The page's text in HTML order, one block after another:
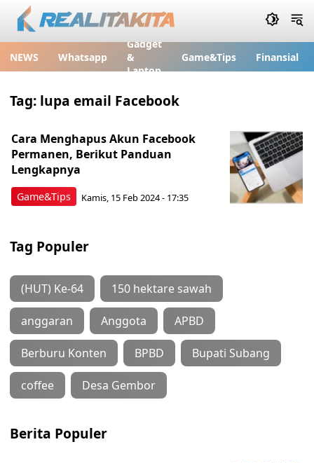
NEWS Whatsapp
Gadget
&
Laptop
Game&Tips Finansial
Tag: lupa email Facebook
Game&Tips
Cara Menghapus Akun Facebook
Permanen, Berikut Panduan
Lengkapnya
Kamis, 15 Feb 2024 - 17:35
Tag Populer
(HUT) Ke-64 150 hektare sawah
anggaran Anggota APBD
Berburu Konten BPBD Bupati Subang
coffee Desa Gembor
Berita Populer